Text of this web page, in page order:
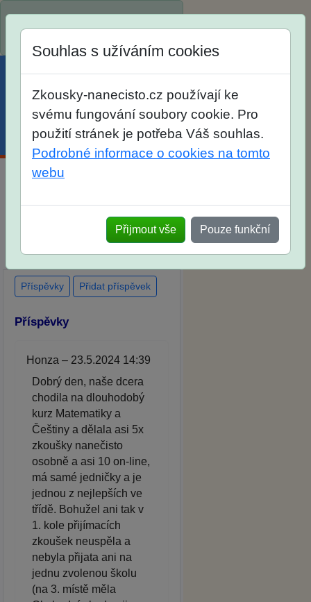
Menu Účet Košík
po skutečných přijímacích
zkouškách
Souhlas s užíváním cookies
Zkousky-nanecisto.cz používají ke
svému fungování soubory cookie. Pro
použití stránek je potřeba Váš souhlas.
Podrobné informace o cookies na tomto
webu
Přijmout vše Pouze funkční
Příspěvky Přidat příspěvek
Příspěvky
Honza – 23.5.2024 14:39
Dobrý den, naše dcera
chodila na dlouhodobý
kurz Matematiky a
Češtiny a dělala asi 5x
zkoušky nanečisto
osobně a asi 10 on-line,
má samé jedničky a je
jednou z nejlepších ve
třídě. Bohužel ani tak v
1. kole přijímacích
zkoušek neuspěla a
nebyla přijata ani na
jednu zvolenou školu
(na 3. místě měla